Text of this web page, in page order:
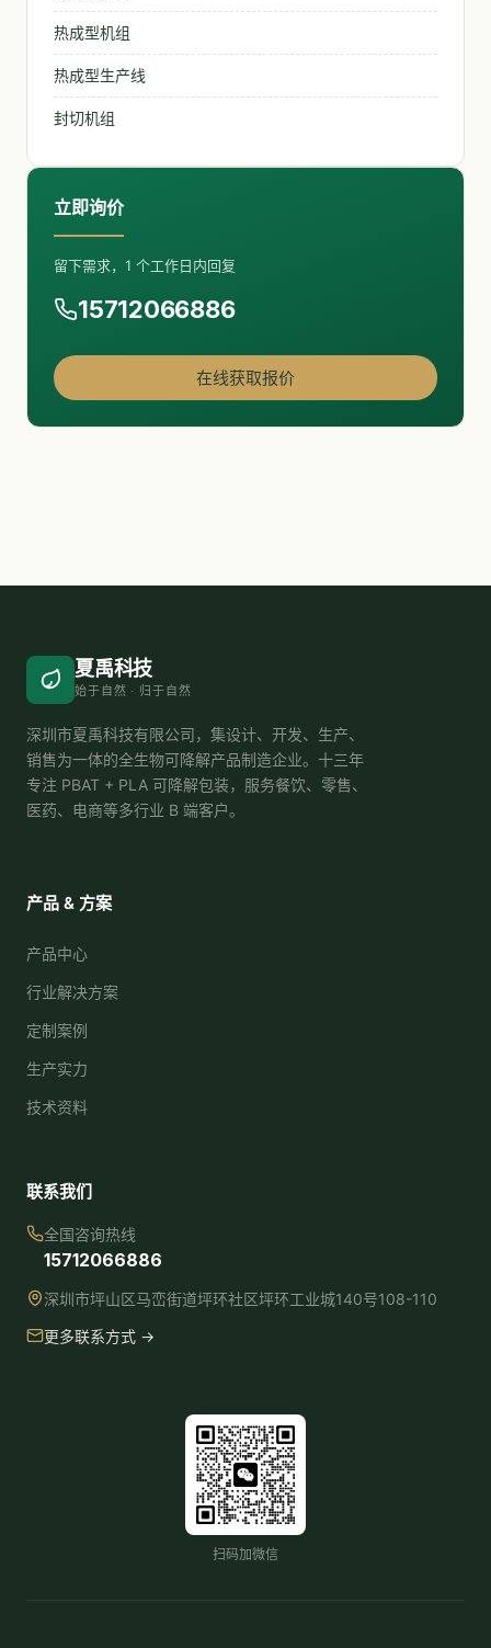
热成型机组
热成型生产线
封切机组
立即询价
留下需求，1 个工作日内回复
15712066886
在线获取报价
夏禹科技
始于自然 · 归于自然
深圳市夏禹科技有限公司，集设计、开发、生产、
销售为一体的全生物可降解产品制造企业。十三年
专注 PBAT + PLA 可降解包装，服务餐饮、零售、
医药、电商等多行业 B 端客户。
产品 & 方案
产品中心
行业解决方案
定制案例
生产实力
技术资料
联系我们
全国咨询热线
15712066886
深圳市坪山区马峦街道坪环社区坪环工业城140号108-110
更多联系方式 →
扫码加微信